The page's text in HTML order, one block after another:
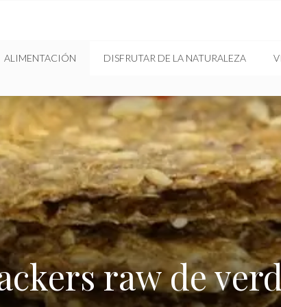
ALIMENTACIÓN DISFRUTAR DE LA NATURALEZA
raw de